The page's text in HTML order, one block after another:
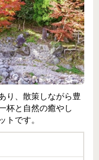
り、散策しながら豊
杯と自然の癒やし
トです。